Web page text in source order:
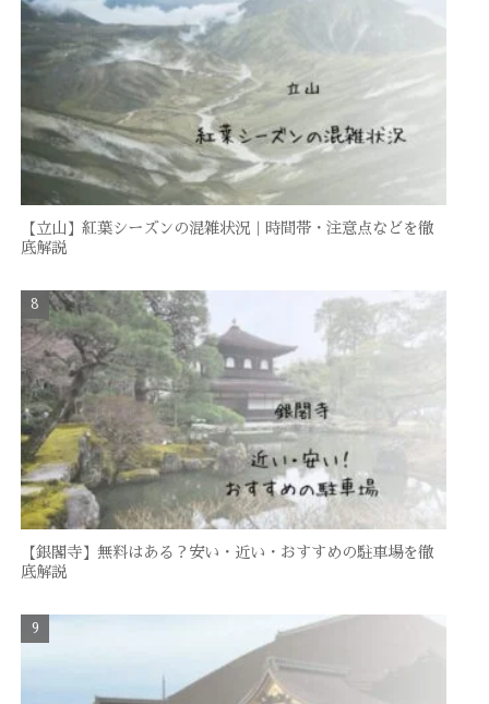
【立山】紅葉シーズンの混雑状況｜時間帯・注意点などを徹
底解説
【銀閣寺】無料はある？安い・近い・おすすめの駐車場を徹
底解説